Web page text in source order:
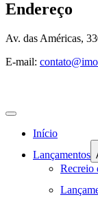
Endereço
Av. das Américas,
E-mail:
Início
Lançamentos
Recreio